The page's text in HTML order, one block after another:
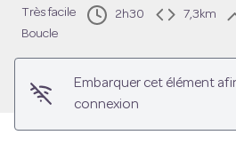
Très facile 2h30 7,3km
Boucle
Embarquer cet élément
connexion